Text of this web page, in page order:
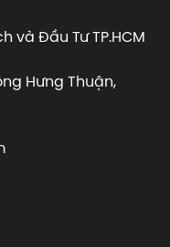
và Đầu Tư TP.HCM
Hưng Thuận,